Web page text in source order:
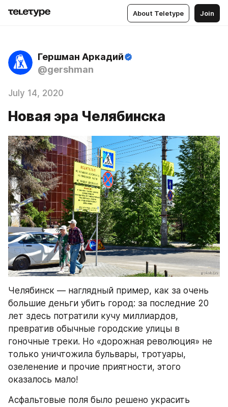
About Teletype Join
Гершман Аркадий
@gershman
July 14, 2020
Новая эра Челябинска
Челябинск — наглядный пример, как за очень
большие деньги убить город: за последние 20
лет здесь потратили кучу миллиардов,
превратив обычные городские улицы в
гоночные треки. Но «дорожная революция» не
только уничтожила бульвары, тротуары,
озеленение и прочие приятности, этого
оказалось мало!
Асфальтовые поля было решено украсить